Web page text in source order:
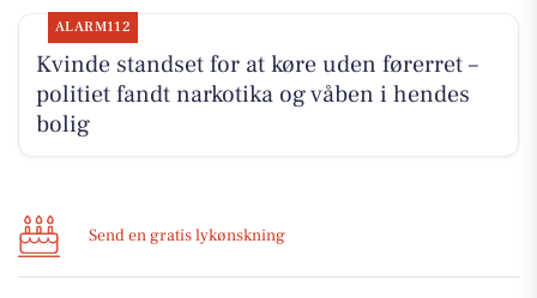
ALARM112
Kvinde standset for at køre uden førerret –
politiet fandt narkotika og våben i hendes
bolig
Send en gratis lykønskning